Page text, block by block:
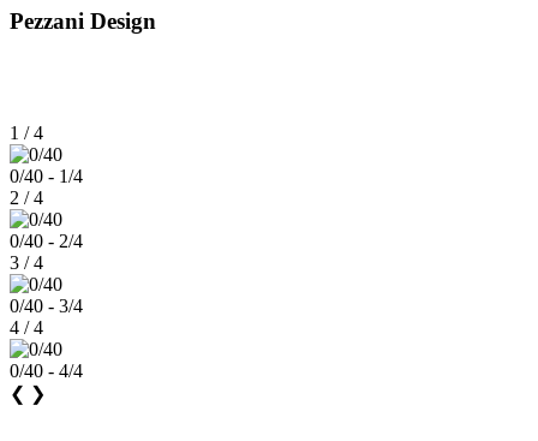
Pezzani Design
1 / 4
0/40 - 1/4
2 / 4
0/40 - 2/4
3 / 4
0/40 - 3/4
4 / 4
0/40 - 4/4
❮ ❯